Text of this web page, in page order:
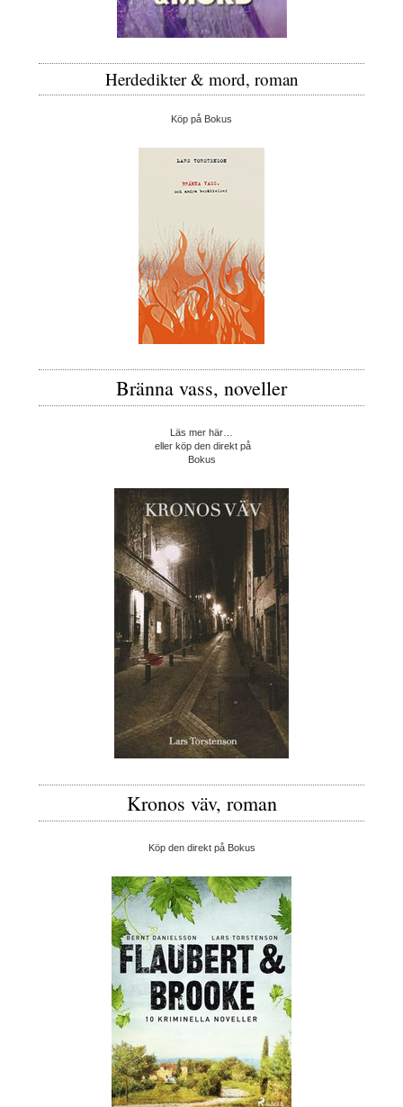
Herdedikter & mord, roman
Köp på Bokus
Bränna vass, noveller
Läs mer här…
eller köp den direkt på
Bokus
Kronos väv, roman
Köp den direkt på Bokus